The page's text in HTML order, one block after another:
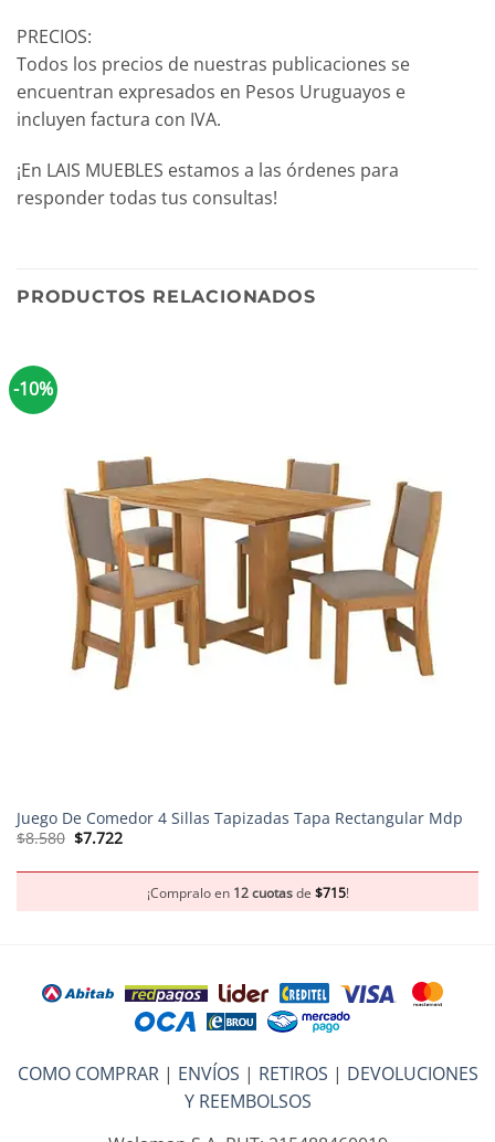
PRECIOS:
Todos los precios de nuestras publicaciones se
encuentran expresados en Pesos Uruguayos e
incluyen factura con IVA.
¡En LAIS MUEBLES estamos a las órdenes para
responder todas tus consultas!
PRODUCTOS RELACIONADOS
-10%
Juego De Comedor 4 Sillas Tapizadas Tapa Rectangular Mdp
$8.580 El
$7.722El
$7.722.
¡Compralo en 12 cuotasde $715!
COMO COMPRAR| ENVÍOS | RETIROS | DEVOLUCIONES
Y REEMBOLSOS